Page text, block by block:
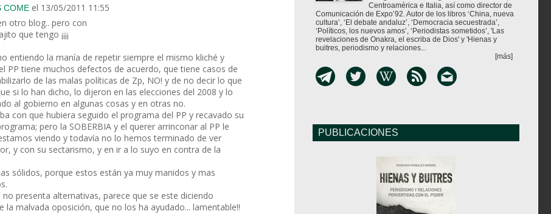
COME el 13/05/2011 11:55
otro blog.. pero con
que tengo ¡¡¡¡
entiendo la manía de repetir siempre el mismo kliché y
PP tiene muchos defectos de acuerdo, que tiene casos de
de las malas políticas de Zp, NO! y de no decir lo que
si lo han dicho, lo dijeron en las elecciones del 2008 y lo
al gobierno en algunas cosas y en otras no.
con que hubiera seguido el programa del PP y recavado su
pero la SOBERBIA y el querer arrinconar al PP le
viendo y todavía no lo hemos terminado de ver
y con su sectarismo, y en ir a lo suyo en contra de la
sólidos, porque estos están ya muy manidos y mas
presenta alternativas, parece que se este diciendo
malvada oposición, que no los ha ayudado... lamentable!!
Centroamérica e Italia, así como director de
Comunicación de Expo’92. Autor de los libros ‘China, nueva
cultura’, ‘El debate andaluz’, ‘Democracia secuestrada’,
‘Políticos, los nuevos amos’, ‘Periodistas sometidos’, 'Las
revelaciones de Onakra, el escriba de Dios' y 'Hienas y
buitres, periodismo y relaciones...
[más]
PUBLICACIONES